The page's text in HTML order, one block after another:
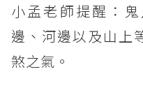
小孟老師提醒：
邊、河邊以及山上
煞之氣。